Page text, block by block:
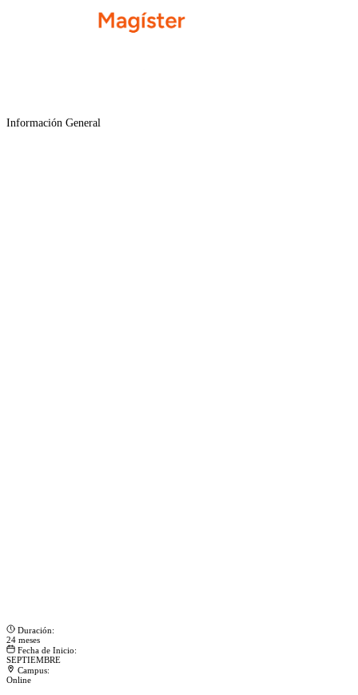
Información General
Duración:
24 meses
Fecha de Inicio:
SEPTIEMBRE
Campus:
Online